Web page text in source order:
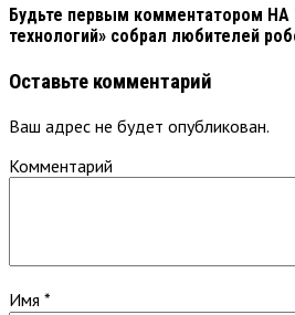
Будьте первым комментатором НА
технологий» собрал любителей
Оставьте комментарий
Ваш адрес не будет опубликован.
Комментарий
Имя *